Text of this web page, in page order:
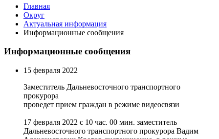
Главная
Округ
Актуальная информация
Информационные сообщения
Информационные сообщения
15 февраля 2022
Заместитель Дальневосточного транспортного
прокурора
проведет прием граждан в режиме видеосвязи
17 февраля 2022 с 10 час. 00 мин. заместитель
Дальневосточного транспортного прокурора Вадим